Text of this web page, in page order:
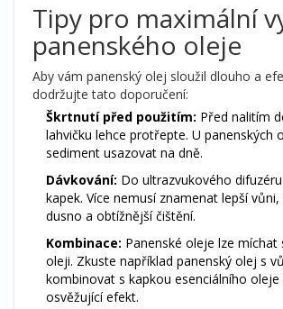
Tipy pro maximální
panenského oleje
Aby vám panenský olej sloužil dlouho a
dodržujte tato doporučení:
Škrtnutí před použitím: Před nalitím
lahvičku lehce protřepte. U panenských
sediment usazovat na dně.
Dávkování: Do ultrazvukového
kapek. Více nemusí znamenat lepší vůni,
dusno a obtížnější čištění.
Kombinace: Panenské oleje lze míchat
oleji. Zkuste například panenský olej s
kombinovat s kapkou esenciálního
osvěžující efekt.